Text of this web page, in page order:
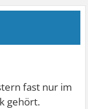
fast nur im
gehört.